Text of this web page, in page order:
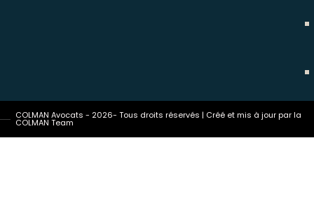
COLMAN Avocats - 2026- Tous droits réservés | Créé et mis à jour par la
COLMAN Team